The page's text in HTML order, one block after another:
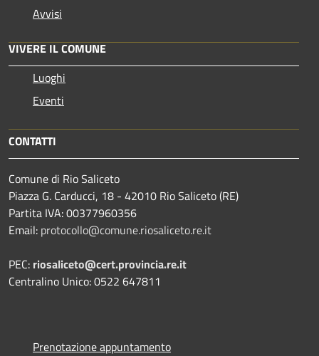
Avvisi
VIVERE IL COMUNE
Luoghi
Eventi
CONTATTI
Comune di Rio Saliceto
Piazza G. Carducci, 18 - 42010 Rio Saliceto (RE)
Partita IVA: 00377960356
Email: protocollo@comune.riosaliceto.re.it
PEC: riosaliceto@cert.provincia.re.it
Centralino Unico: 0522 647811
Prenotazione appuntamento